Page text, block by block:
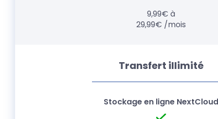
9,99€ à
29,99€ /mois
Transfert illimité